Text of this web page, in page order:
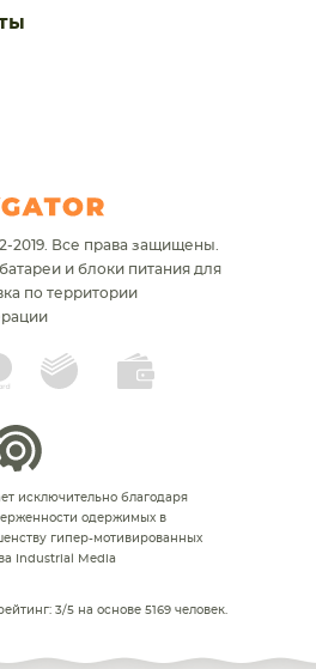
2019. Все права защищены.
и блоки питания для
по территории
исключительно благодаря
одержимых в
гипер-мотивированных
Industrial Media
3/5 на основе 5169 человек.